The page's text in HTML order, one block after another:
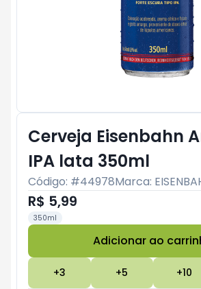
Cerveja Eisenbahn
IPA lata 350ml
Código: #44978Marca:
R$ 5,99
350ml
Adicionar ao
+3 +5 +10